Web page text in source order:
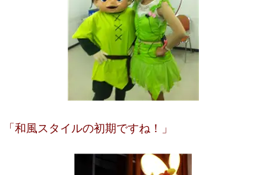
「和風スタイルの初期ですね！」